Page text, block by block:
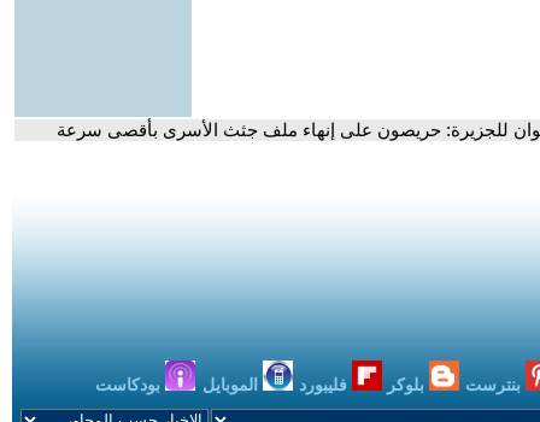
للجزيرة: حريصون على إنهاء ملف جثث الأسرى بأقصى سرعة
بنترست بلوكر فليبورد الموبايل بودكاست